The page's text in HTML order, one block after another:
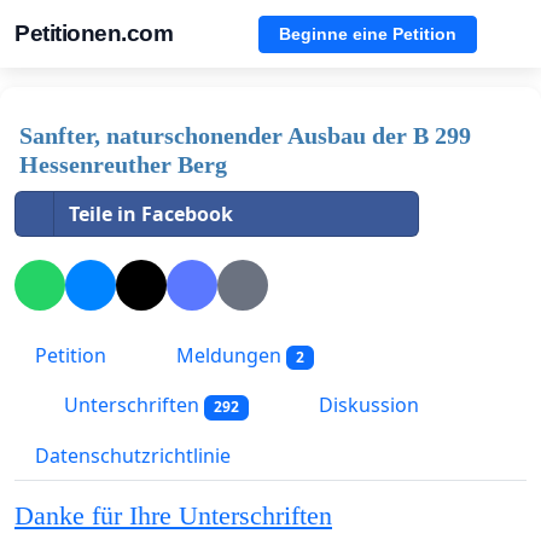
Petitionen.com Beginne eine Petition
Sanfter, naturschonender Ausbau der B 299
Hessenreuther Berg
Teile in Facebook
Petition Meldungen 2
Unterschriften 292
Diskussion
Datenschutzrichtlinie
Danke für Ihre Unterschriften